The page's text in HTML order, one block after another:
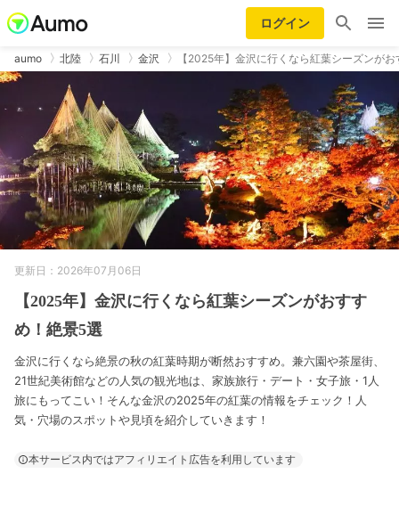
ログイン
aumo 北陸 石川 金沢 【2025年】金沢に行くなら紅葉シーズンが
更新日：2026年07月06日
【2025年】金沢に行くなら紅葉シーズンがおすす
め！絶景5選
金沢に行くなら絶景の秋の紅葉時期が断然おすすめ。兼六園や茶屋街、
21世紀美術館などの人気の観光地は、家族旅行・デート・女子旅・1人
旅にもってこい！そんな金沢の2025年の紅葉の情報をチェック！人
気・穴場のスポットや見頃を紹介していきます！
本サービス内ではアフィリエイト広告を利用しています